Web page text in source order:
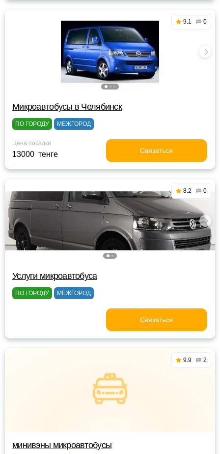
9.1 0
Микроавтобусы в Челябинск
ПО ГОРОДУ МЕЖГОРОД
Цена посадки
13000 тенге Связаться
8.2 0
Услуги микроавтобуса
ПО ГОРОДУ МЕЖГОРОД
Связаться
9.9 2
минивэны микроавтобусы